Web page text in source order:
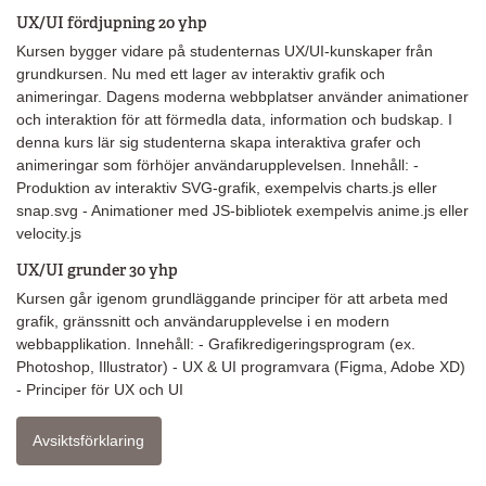
UX/UI fördjupning 20 yhp
Kursen bygger vidare på studenternas UX/UI-kunskaper från
grundkursen. Nu med ett lager av interaktiv grafik och
animeringar. Dagens moderna webbplatser använder animationer
och interaktion för att förmedla data, information och budskap. I
denna kurs lär sig studenterna skapa interaktiva grafer och
animeringar som förhöjer användarupplevelsen. Innehåll: -
Produktion av interaktiv SVG-grafik, exempelvis charts.js eller
snap.svg - Animationer med JS-bibliotek exempelvis anime.js eller
velocity.js
UX/UI grunder 30 yhp
Kursen går igenom grundläggande principer för att arbeta med
grafik, gränssnitt och användarupplevelse i en modern
webbapplikation. Innehåll: - Grafikredigeringsprogram (ex.
Photoshop, Illustrator) - UX & UI programvara (Figma, Adobe XD)
- Principer för UX och UI
Avsiktsförklaring